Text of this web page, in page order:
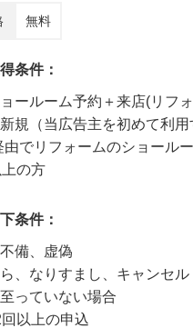
無料
条件：
ョールーム予約＋来店(リフ
新規（当広告主を初めて利用
由でリフォームのショール
上の方
条件：
備、虚偽
ら、なりすまし、キャンセル
至っていない場合
回以上の申込